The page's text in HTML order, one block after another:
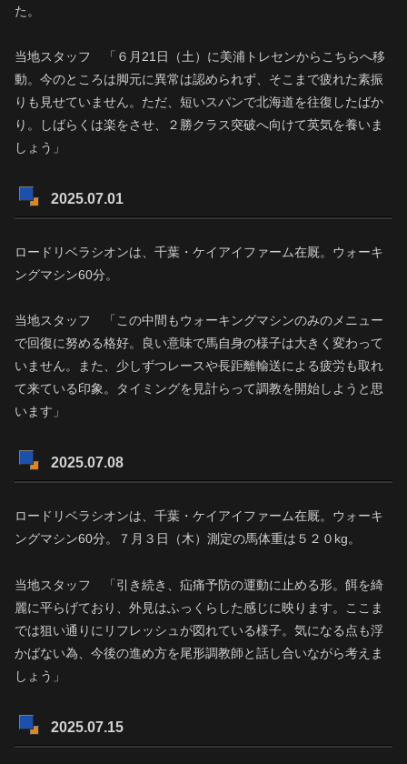
た。
当地スタッフ 「６月21日（土）に美浦トレセンからこちらへ移
動。今のところは脚元に異常は認められず、そこまで疲れた素振
りも見せていません。ただ、短いスパンで北海道を往復したばか
り。しばらくは楽をさせ、２勝クラス突破へ向けて英気を養いま
しょう」
2025.07.01
ロードリベラシオンは、千葉・ケイアイファーム在厩。ウォーキ
ングマシン60分。
当地スタッフ 「この中間もウォーキングマシンのみのメニュー
で回復に努める格好。良い意味で馬自身の様子は大きく変わって
いません。また、少しずつレースや長距離輸送による疲労も取れ
て来ている印象。タイミングを見計らって調教を開始しようと思
います」
2025.07.08
ロードリベラシオンは、千葉・ケイアイファーム在厩。ウォーキ
ングマシン60分。７月３日（木）測定の馬体重は５２０kg。
当地スタッフ 「引き続き、疝痛予防の運動に止める形。餌を綺
麗に平らげており、外見はふっくらした感じに映ります。ここま
では狙い通りにリフレッシュが図れている様子。気になる点も浮
かばない為、今後の進め方を尾形調教師と話し合いながら考えま
しょう」
2025.07.15